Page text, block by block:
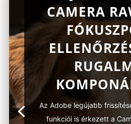
CAMERA
Az Adobe legújabb
funkciói is érkezett a